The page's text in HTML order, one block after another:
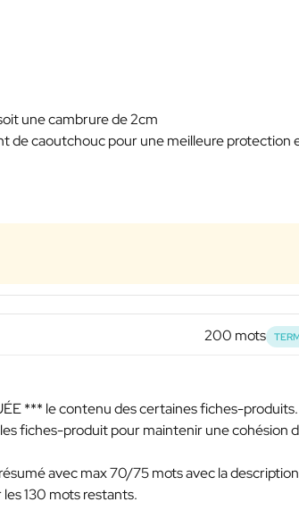
une cambrure de 2cm
de caoutchouc pour une meilleure protection
200 mots
*** le contenu des certaines fiches-produits.
fiches-produit pour maintenir une cohésion
avec max 70/75 mots avec la
130 mots restants.